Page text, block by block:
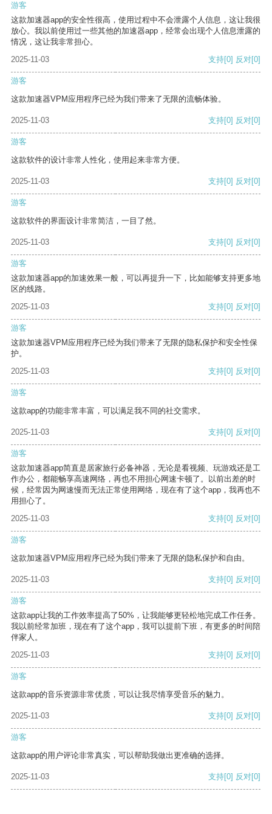
游客
这款加速器app的安全性很高，使用过程中不会泄露个人信息，这让我很
放心。我以前使用过一些其他的加速器app，经常会出现个人信息泄露的
情况，这让我非常担心。
2025-11-03
支持[0] 反对[0]
游客
这款加速器VPM应用程序已经为我们带来了无限的流畅体验。
2025-11-03 支持[0] 反对[0]
游客
这款软件的设计非常人性化，使用起来非常方便。
2025-11-03 支持[0] 反对[0]
游客
这款软件的界面设计非常简洁，一目了然。
2025-11-03 支持[0] 反对[0]
游客
这款加速器app的加速效果一般，可以再提升一下，比如能够支持更多地
区的线路。
2025-11-03
支持[0] 反对[0]
游客
这款加速器VPM应用程序已经为我们带来了无限的隐私保护和安全性保
护。
2025-11-03
支持[0] 反对[0]
游客
这款app的功能非常丰富，可以满足我不同的社交需求。
2025-11-03 支持[0] 反对[0]
游客
这款加速器app简直是居家旅行必备神器，无论是看视频、玩游戏还是工
作办公，都能畅享高速网络，再也不用担心网速卡顿了。以前出差的时
候，经常因为网速慢而无法正常使用网络，现在有了这个app，我再也不
用担心了。
2025-11-03
支持[0] 反对[0]
游客
这款加速器VPM应用程序已经为我们带来了无限的隐私保护和自由。
2025-11-03 支持[0] 反对[0]
游客
这款app让我的工作效率提高了50%，让我能够更轻松地完成工作任务。
我以前经常加班，现在有了这个app，我可以提前下班，有更多的时间陪
伴家人。
2025-11-03
支持[0] 反对[0]
游客
这款app的音乐资源非常优质，可以让我尽情享受音乐的魅力。
2025-11-03 支持[0] 反对[0]
游客
这款app的用户评论非常真实，可以帮助我做出更准确的选择。
2025-11-03 支持[0] 反对[0]